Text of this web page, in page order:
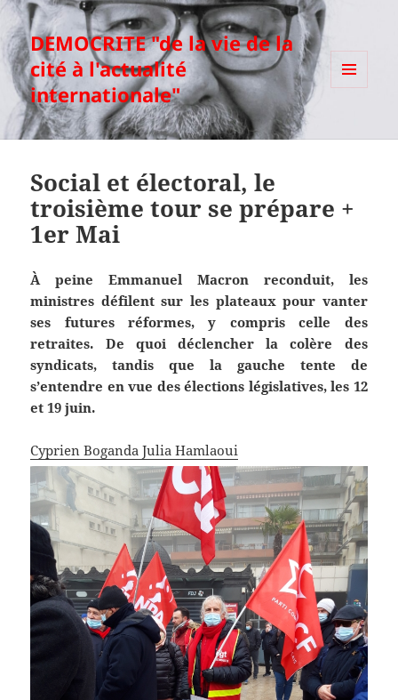
DEMOCRITE "de la vie de la
cité à l'actualité
internationale"
Social et électoral, le
troisième tour se prépare +
1er Mai
À peine Emmanuel Macron reconduit, les
ministres défilent sur les plateaux pour vanter
ses futures réformes, y compris celle des
retraites. De quoi déclencher la colère des
syndicats, tandis que la gauche tente de
s’entendre en vue des élections législatives, les 12
et 19 juin.
Cyprien BogandaJulia Hamlaoui